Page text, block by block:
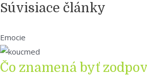
Súvisiace články
Emocie
Čo znamená byť